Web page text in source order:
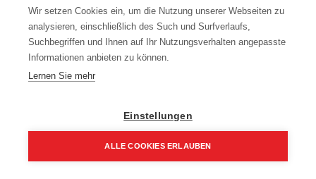
Artikelnummer:4932464610
33,00€
39,60 € inkl. Mwst
33,00 € / Stk.
In den Einkaufskorb
Wir setzen Cookies ein, um die Nutzung unserer Webseiten zu
analysieren, einschließlich des Such und Surfverlaufs,
Suchbegriffen und Ihnen auf Ihr Nutzungsverhalten angepasste
Informationen anbieten zu können.
Lernen Sie mehr
Einstellungen
ALLE COOKIES ERLAUBEN